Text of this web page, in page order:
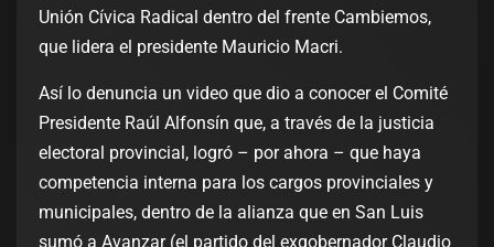
Unión Cívica Radical dentro del frente Cambiemos,
que lidera el presidente Mauricio Macri.
Así lo denuncia un video que dio a conocer el Comité
Presidente Raúl Alfonsín que, a través de la justicia
electoral provincial, logró – por ahora – que haya
competencia interna para los cargos provinciales y
municipales, dentro de la alianza que en San Luis
sumó a Avanzar (el partido del exgobernador Claudio